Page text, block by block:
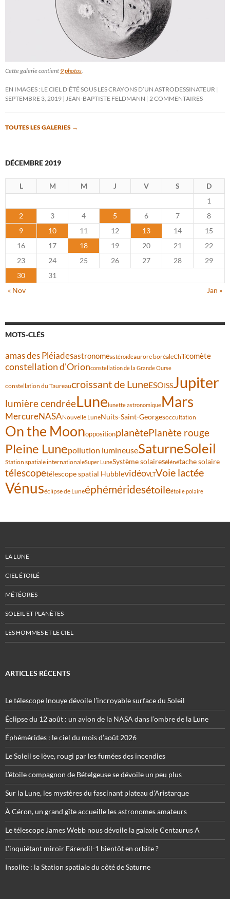
Cette galerie contient 9 photos.
EN IMAGES : LE CIEL D’ÉTÉ SOUS LES CRAYONS D’UN ASTRODESSINATEUR
SEPTEMBRE 3, 2019 JEAN-BAPTISTE FELDMANN 2 COMMENTAIRES
TOUTES LES GALERIES →
DÉCEMBRE 2019
L M M J V S
D
1
2
3 4 5 6 7
8
9
10 11 12 13 14
15
16
17 18 19 20 21
22
23
24 25 26 27 28
29
30
31
« Nov
Jan »
MOTS-CLÉS
amas des Pléiadesastronomeastéroïdeaurore boréaleChilicomète
constellation d'Orionconstellation de la Grande Ourse
constellation du Taureaucroissant de LuneESOISSJupiter
lumière cendréeLune lunette astronomiqueMars
MercureNASANouvelle LuneNuits-Saint-Georgesoccultation
On the MoonoppositionplanètePlanète rouge
Pleine Lunepollution lumineuseSaturneSoleil
Station spatiale internationaleSuper LuneSystème solaireSélénétache solaire
télescopetélescope spatial HubblevidéoVLTVoie lactée
Vénuséclipse de Luneéphéméridesétoileétoile polaire
LA LUNE
CIEL ÉTOILÉ
MÉTÉORES
SOLEIL ET PLANÈTES
LES HOMMES ET LE CIEL
ARTICLES RÉCENTS
Le télescope Inouye dévoile l’incroyable surface du Soleil
Éclipse du 12 août : un avion de la NASA dans l’ombre de la Lune
Éphémérides : le ciel du mois d’août 2026
Le Soleil se lève, rougi par les fumées des incendies
L’étoile compagnon de Bételgeuse se dévoile un peu plus
Sur la Lune, les mystères du fascinant plateau d’Aristarque
À Céron, un grand gîte accueille les astronomes amateurs
Le télescope James Webb nous dévoile la galaxie Centaurus A
L’inquiétant miroir Eärendil-1 bientôt en orbite ?
Insolite : la Station spatiale du côté de Saturne